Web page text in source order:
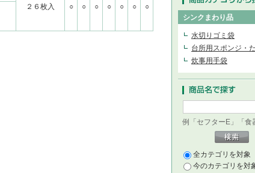
２６枚入
○ ○ ○ ○ ○ ○ ○
シンクまわり品
水切りゴミ袋
台所用スポンジ・
炊事用手袋
例「セフターE」「食
全カテゴリを対象
今のカテゴリを対